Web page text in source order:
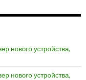
нового устройства,
нового устройства,